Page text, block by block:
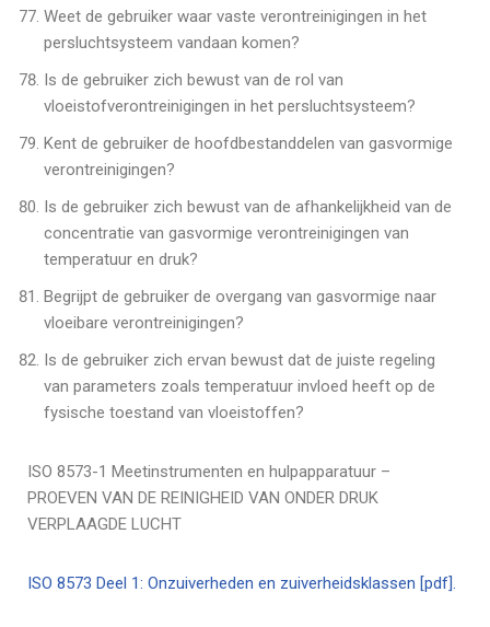
Weet de gebruiker waar vaste verontreinigingen in het
persluchtsysteem vandaan komen?
Is de gebruiker zich bewust van de rol van
vloeistofverontreinigingen in het persluchtsysteem?
Kent de gebruiker de hoofdbestanddelen van gasvormige
verontreinigingen?
Is de gebruiker zich bewust van de afhankelijkheid van de
concentratie van gasvormige verontreinigingen van
temperatuur en druk?
Begrijpt de gebruiker de overgang van gasvormige naar
vloeibare verontreinigingen?
Is de gebruiker zich ervan bewust dat de juiste regeling
van parameters zoals temperatuur invloed heeft op de
fysische toestand van vloeistoffen?
ISO 8573-1 Meetinstrumenten en hulpapparatuur –
PROEVEN VAN DE REINIGHEID VAN ONDER DRUK
VERPLAAGDE LUCHT
ISO 8573 Deel 1: Onzuiverheden en zuiverheidsklassen [pdf].